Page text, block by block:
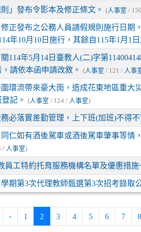
」發布令影本及修正條文。 (人事室 /
修正發布之公務人員請假規則施行日期
年10月10日施行，其餘自115年1月1日
114年5月14日臺教人(二)字第
請依本函申請改敘。
(人事室 / 121 / 人事
環流帶來豪大雨，造成花東地區重大
記。
(人事室 / 124 / 人事室)
必落實差勤管理，上下班(加班)不得不
仁如有酒後駕車或酒後駕車肇事等情
/ 人事室)
員工特約托育服務機構名單及優惠措
期第3次代理教師甄選第3次招考錄取
‹ 1 2 (current)
3 4 5 6 7 8